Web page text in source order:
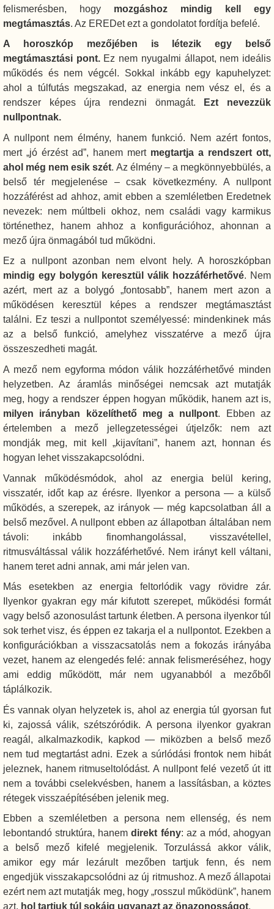
felismerésben, hogy mozgáshoz mindig kell egy
megtámasztás. Az EREDet ezt a gondolatot fordítja befelé.
A horoszkóp mezőjében is létezik egy belső
megtámasztási pont.Ez nem nyugalmi állapot, nem ideális
működés és nem végcél. Sokkal inkább egy kapuhelyzet:
ahol a túlfutás megszakad, az energia nem vész el, és a
rendszer képes újra rendezni önmagát.
Ezt nevezzük
nullpontnak.
A nullpont nem élmény, hanem funkció. Nem azért fontos,
mert „jó érzést ad”, hanem mert megtartja a rendszert ott,
ahol még nem esik szét. Az élmény – a megkönnyebbülés, a
belső tér megjelenése – csak következmény. A nullpont
hozzáférést ad ahhoz, amit ebben a szemléletben Eredetnek
nevezek: nem múltbeli okhoz, nem családi vagy karmikus
történethez, hanem ahhoz a konfigurációhoz, ahonnan a
mező újra önmagából tud működni.
Ez a nullpont azonban nem elvont hely. A horoszkópban
mindig egy bolygón keresztül válik hozzáférhetővé. Nem
azért, mert az a bolygó „fontosabb”, hanem mert azon a
működésen keresztül képes a rendszer megtámasztást
találni. Ez teszi a nullpontot személyessé: mindenkinek más
az a belső funkció, amelyhez visszatérve a mező újra
összeszedheti magát.
A mező nem egyforma módon válik hozzáférhetővé minden
helyzetben. Az áramlás minőségei nemcsak azt mutatják
meg, hogy a rendszer éppen hogyan működik, hanem azt is,
milyen irányban közelíthető meg a nullpont. Ebben az
értelemben a mező jellegzetességei útjelzők: nem azt
mondják meg, mit kell „kijavítani”, hanem azt, honnan és
hogyan lehet visszakapcsolódni.
Vannak működésmódok, ahol az energia belül kering,
visszatér, időt kap az érésre. Ilyenkor a persona — a külső
működés, a szerepek, az irányok — még kapcsolatban áll a
belső mezővel. A nullpont ebben az állapotban általában nem
távoli: inkább finomhangolással, visszavétellel,
ritmusváltással válik hozzáférhetővé. Nem irányt kell váltani,
hanem teret adni annak, ami már jelen van.
Más esetekben az energia feltorlódik vagy rövidre zár.
Ilyenkor gyakran egy már kifutott szerepet, működési formát
vagy belső azonosulást tartunk életben. A persona ilyenkor túl
sok terhet visz, és éppen ez takarja el a nullpontot. Ezekben a
konfigurációkban a visszacsatolás nem a fokozás irányába
vezet, hanem az elengedés felé: annak felismeréséhez, hogy
ami eddig működött, már nem ugyanabból a mezőből
táplálkozik.
És vannak olyan helyzetek is, ahol az energia túl gyorsan fut
ki, zajossá válik, szétszóródik. A persona ilyenkor gyakran
reagál, alkalmazkodik, kapkod — miközben a belső mező
nem tud megtartást adni. Ezek a súrlódási frontok nem hibát
jeleznek, hanem ritmuseltolódást. A nullpont felé vezető út itt
nem a további cselekvésben, hanem a lassításban, a köztes
rétegek visszaépítésében jelenik meg.
Ebben a szemléletben a persona nem ellenség, és nem
lebontandó struktúra, hanemdirekt fény: az a mód, ahogyan
a belső mező kifelé megjelenik. Torzulássá akkor válik,
amikor egy már lezárult mezőben tartjuk fenn, és nem
engedjük visszakapcsolódni az új ritmushoz. A mező állapotai
ezért nem azt mutatják meg, hogy „rosszul működünk”, hanem
azt, hol tartjuk túl sokáig ugyanazt az önazonosságot.